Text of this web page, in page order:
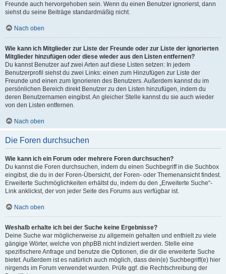
Freunde auch hervorgehoben sein. Wenn du einen Benutzer ignorierst, dann
siehst du seine Beiträge standardmäßig nicht.
Nach oben
Wie kann ich Mitglieder zur Liste der Freunde oder zur Liste der ignorierten
Mitglieder hinzufügen oder diese wieder aus den Listen entfernen?
Du kannst Benutzer auf zwei Arten auf diese Listen setzen: In jedem
Benutzerprofil siehst du zwei Links: einen zum Hinzufügen zur Liste der
Freunde und einen zum Ignorieren des Benutzers. Außerdem kannst du im
persönlichen Bereich direkt Benutzer zu den Listen hinzufügen, indem du
deren Benutzernamen eingibst. An gleicher Stelle kannst du sie auch wieder
von den Listen entfernen.
Nach oben
Die Foren durchsuchen
Wie kann ich ein Forum oder mehrere Foren durchsuchen?
Du kannst die Foren durchsuchen, indem du einen Suchbegriff in die Suchbox
eingibst, die du in der Foren-Übersicht, der Foren- oder Themenansicht findest.
Erweiterte Suchmöglichkeiten erhältst du, indem du den „Erweiterte Suche“-
Link anklickst, der von jeder Seite des Forums aus verfügbar ist.
Nach oben
Weshalb erhalte ich bei der Suche keine Ergebnisse?
Deine Suche war möglicherweise zu allgemein gehalten und enthielt zu viele
gängige Wörter, welche von phpBB nicht indiziert werden. Stelle eine
spezifischere Anfrage und benutze die Optionen, die dir die erweiterte Suche
bietet. Außerdem ist es natürlich auch möglich, dass dein(e) Suchbegriff(e) hier
nirgends im Forum verwendet wurden. Prüfe ggf. die Rechtschreibung der